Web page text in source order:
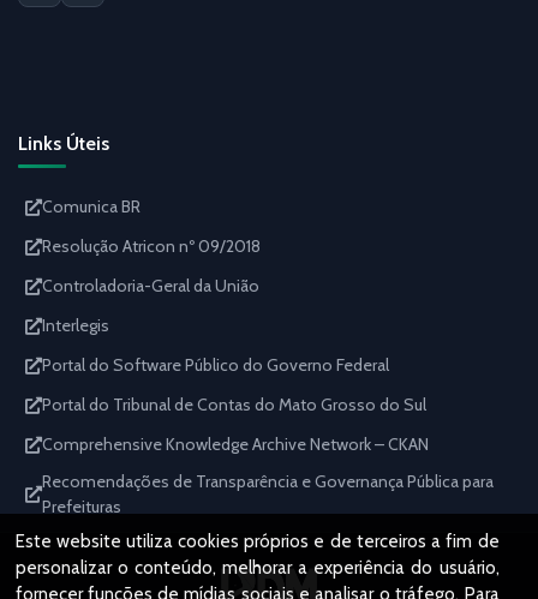
Links Úteis
Comunica BR
Resolução Atricon nº 09/2018
Controladoria-Geral da União
Interlegis
Portal do Software Público do Governo Federal
Portal do Tribunal de Contas do Mato Grosso do Sul
Comprehensive Knowledge Archive Network – CKAN
Recomendações de Transparência e Governança Pública para
Prefeituras
Este website utiliza cookies próprios e de terceiros a fim de
personalizar o conteúdo, melhorar a experiência do usuário,
fornecer funções de mídias sociais e analisar o tráfego. Para